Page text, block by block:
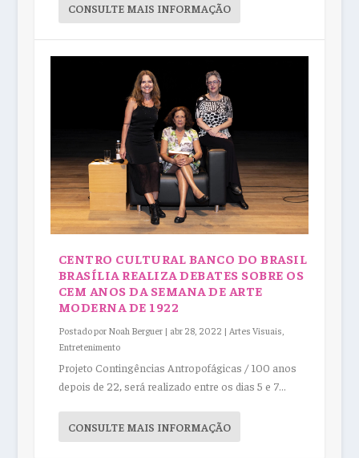
CONSULTE MAIS INFORMAÇÃO
CENTRO CULTURAL BANCO DO BRASIL
BRASÍLIA REALIZA DEBATES SOBRE OS
CEM ANOS DA SEMANA DE ARTE
MODERNA DE 1922
Postado porNoah Berguer| abr 28, 2022 | Artes Visuais
Entretenimento
Projeto Contingências Antropofágicas / 100 anos
depois de 22, será realizado entre os dias 5 e 7...
CONSULTE MAIS INFORMAÇÃO